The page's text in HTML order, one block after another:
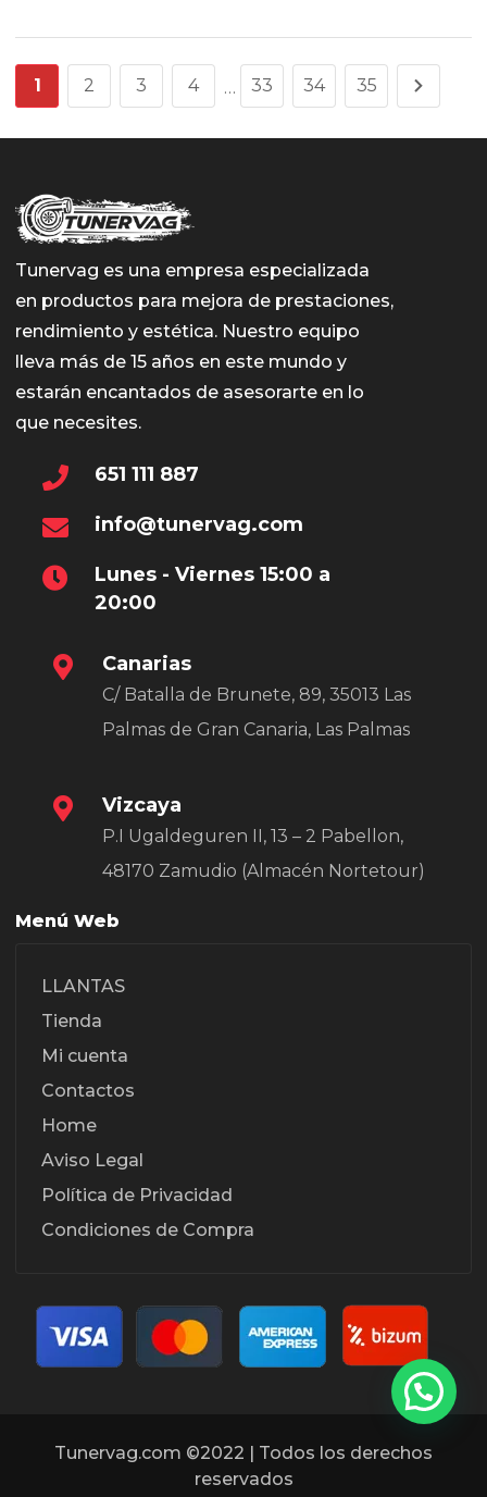
1 2 3 4 … 33 34 35
Tunervag es una empresa especializada
en productos para mejora de prestaciones,
rendimiento y estética. Nuestro equipo
lleva más de 15 años en este mundo y
estarán encantados de asesorarte en lo
que necesites.
651 111 887
info@tunervag.com
Lunes - Viernes 15:00 a
20:00
Canarias
C/ Batalla de Brunete, 89, 35013 Las
Palmas de Gran Canaria, Las Palmas
Vizcaya
P.I Ugaldeguren II, 13 – 2 Pabellon,
48170 Zamudio (Almacén Nortetour)
Menú Web
LLANTAS
Tienda
Mi cuenta
Contactos
Home
Aviso Legal
Política de Privacidad
Condiciones de Compra
Tunervag.com ©2022 | Todos los derechos
reservados